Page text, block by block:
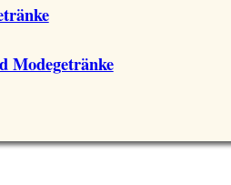
Modegetränke